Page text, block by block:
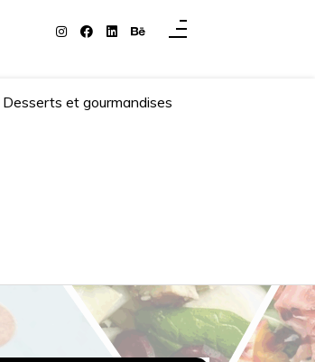
Desserts et gourmandises